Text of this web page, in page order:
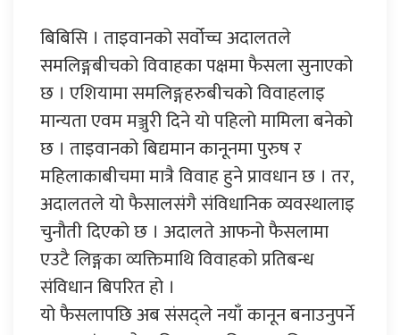
बिबिसि । ताइवानको सर्वोच्च अदालतले
समलिङ्गबीचको विवाहका पक्षमा फैसला सुनाएको
छ । एशियामा समलिङ्गहरुबीचको विवाहलाइ
मान्यता एवम मञ्जुरी दिने यो पहिलो मामिला बनेको
छ । ताइवानको बिद्यमान कानूनमा पुरुष र
महिलाकाबीचमा मात्रै विवाह हुने प्रावधान छ । तर,
अदालतले यो फैसालसंगै संविधानिक व्यवस्थालाइ
चुनौती दिएको छ । अदालते आफनो फैसलामा
एउटै लिङ्गका व्यक्तिमाथि विवाहको प्रतिबन्ध
संविधान बिपरित हो ।
यो फैसलापछि अब संसद्ले नयाँ कानून बनाउनुपर्ने